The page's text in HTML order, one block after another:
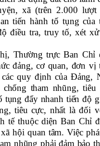
xã (trên 2.000 lượt
tiến hành tố tụng của
điều tra, truy tố, xét
Thường trực Ban Chỉ
đảng, cơ quan, đơn vị
quy định của Đảng,
chống tham nhũng, tiêu
tụng đẩy nhanh tiến độ
tiêu cực, nhất là đối
tế thuộc diện Ban Chỉ
hội quan tâm. Việc
nhũng phải đảm bảo